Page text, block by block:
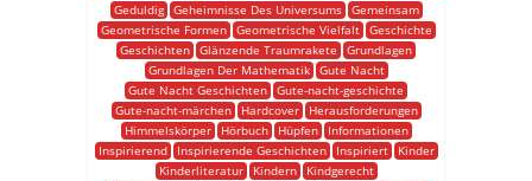
Geduldig
Geheimnisse Des Universums
Gemeinsam
Geometrische Formen
Geometrische Vielfalt
Geschichte
Geschichten Glänzende Traumrakete
Grundlagen
Grundlagen Der Mathematik
Gute Nacht
Gute Nacht Geschichten Gute-nacht-geschichte
Gute-nacht-märchen
Hardcover
Herausforderungen
Himmelskörper
Hörbuch Hüpfen
Informationen
Inspirierend
Inspirierende Geschichten Inspiriert
Kinder
Kinderliteratur
Kindern
Kindgerecht